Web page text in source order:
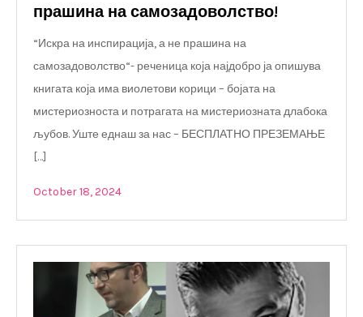
прашина на самозадоволство!
“Искра на инспирација, а не прашина на
самозадоволство“- реченица која најдобро ја опишува
книгата која има виолетови корици – бојата на
мистериозноста и потрагата на мистериозната длабока
љубов. Уште еднаш за нас – БЕСПЛАТНО ПРЕЗЕМАЊЕ
[…]
October 18, 2024